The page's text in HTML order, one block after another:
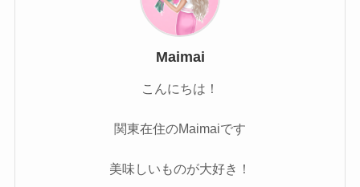
Maimai
こんにちは！
関東在住のMaimaiです
美味しいものが大好き！